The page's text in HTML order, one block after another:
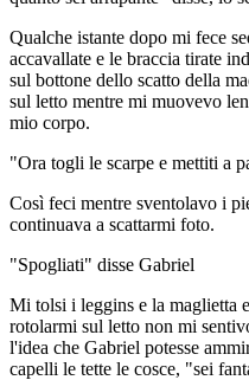
Qualche istante dopo mi fece
accavallate e le braccia tirate
sul bottone dello scatto della
sul letto mentre mi muovevo
mio corpo.
"Ora togli le scarpe e mettiti a
Così feci mentre sventolavo i
continuava a scattarmi foto.
"Spogliati" disse Gabriel
Mi tolsi i leggins e la maglietta
rotolarmi sul letto non mi
l'idea che Gabriel potesse
capelli le tette le cosce, "sei